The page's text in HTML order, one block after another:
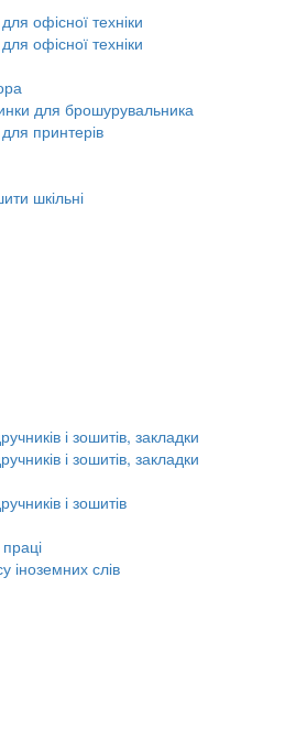
офісної техніки
офісної техніки
для брошурувальника
принтерів
шкільні
і зошитів, закладки
і зошитів, закладки
і зошитів
іноземних слів